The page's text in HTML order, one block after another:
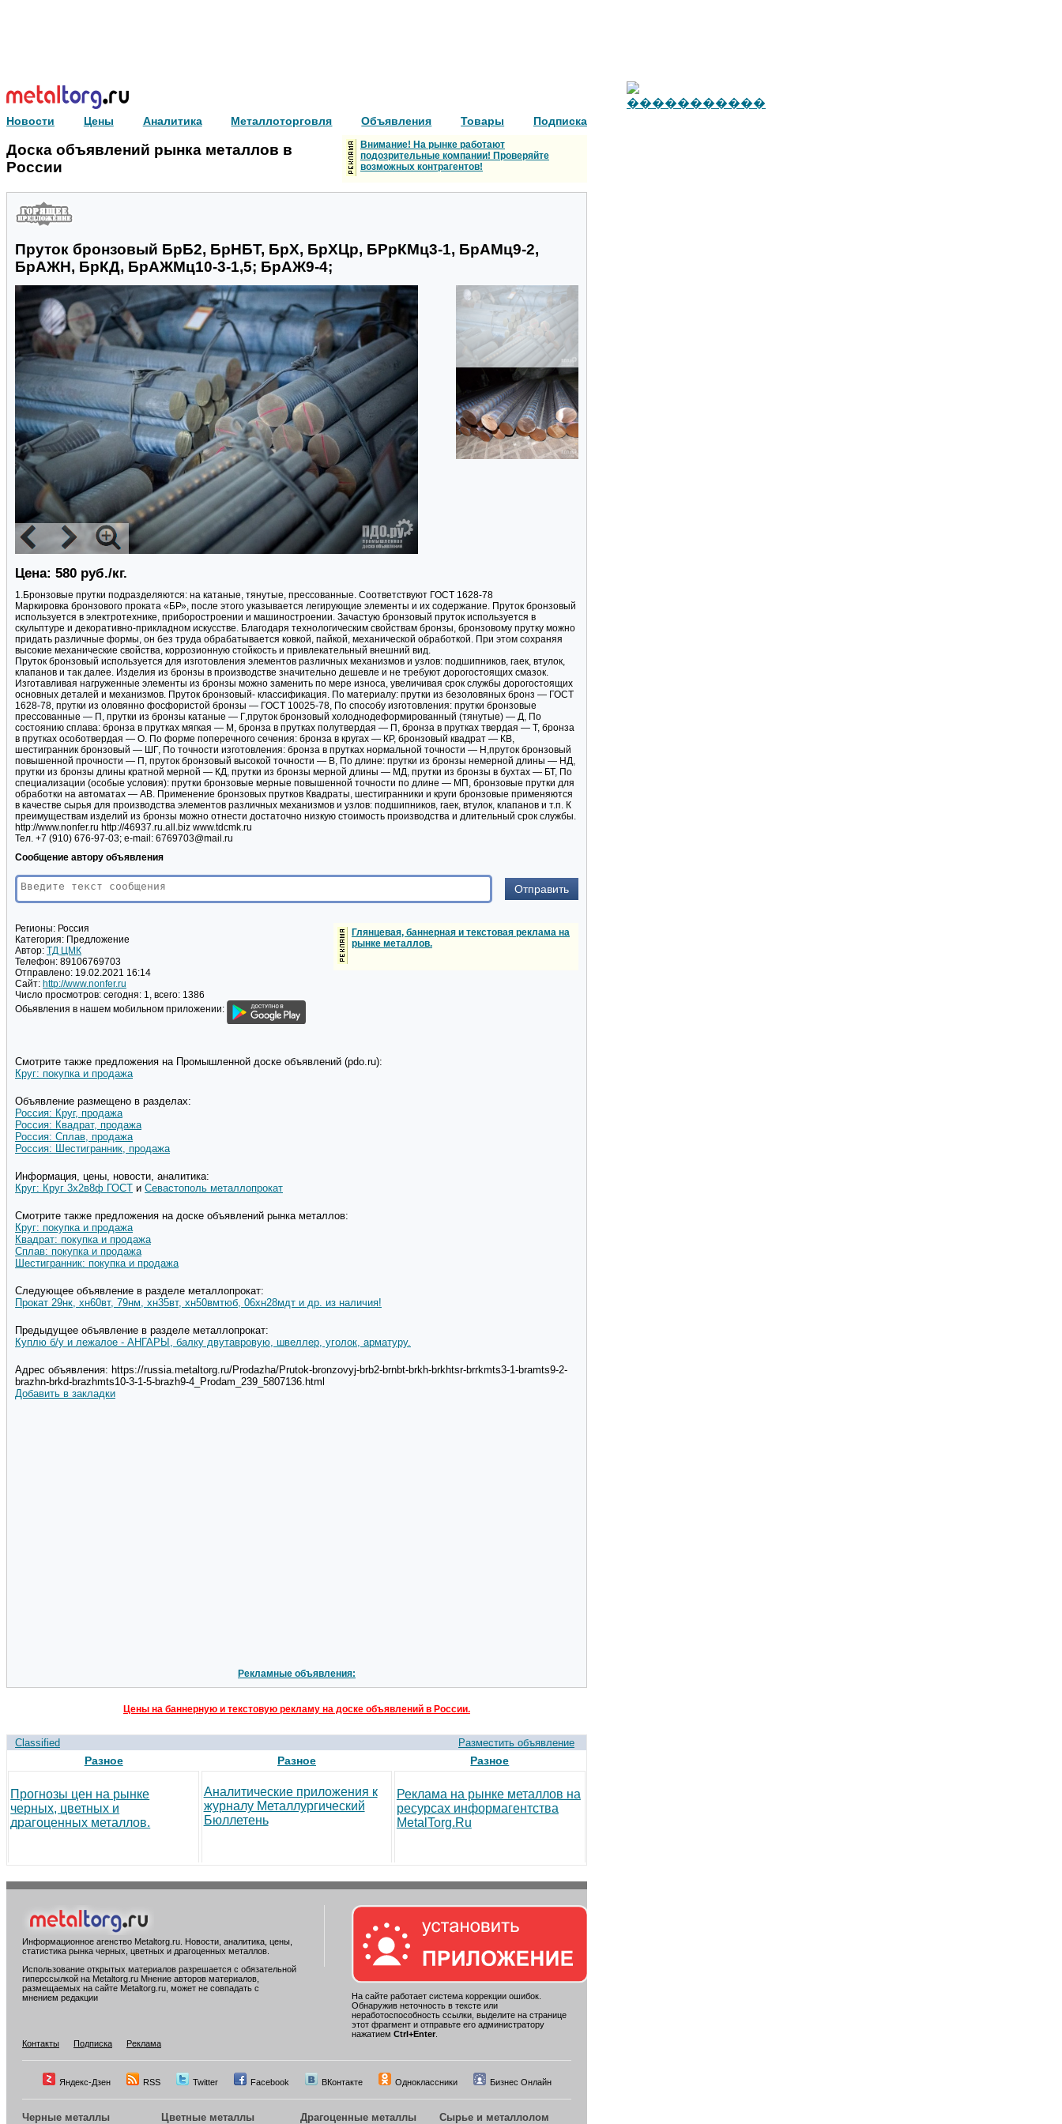
Новости Цены Аналитика Металлоторговля Объявления Товары Подписка
Доска объявлений рынка металлов в
России
Внимание! На рынке работают
подозрительные компании! Проверяйте
возможных контрагентов!
Пруток бронзовый БрБ2, БрНБТ, БрХ, БрХЦр, БРрКМц3-1, БрАМц9-2,
БрАЖН, БрКД, БрАЖМц10-3-1,5; БрАЖ9-4;
Цена: 580 руб./кг.
1.Бронзовые прутки подразделяются: на катаные, тянутые, прессованные. Соответствуют ГОСТ 1628-78
Маркировка бронзового проката «БР», после этого указывается легирующие элементы и их содержание. Пруток бронзовый
используется в электротехнике, приборостроении и машиностроении. Зачастую бронзовый пруток используется в
скульптуре и декоративно-прикладном искусстве. Благодаря технологическим свойствам бронзы, бронзовому прутку можно
придать различные формы, он без труда обрабатывается ковкой, пайкой, механической обработкой. При этом сохраняя
высокие механические свойства, коррозионную стойкость и привлекательный внешний вид.
Пруток бронзовый используется для изготовления элементов различных механизмов и узлов: подшипников, гаек, втулок,
клапанов и так далее. Изделия из бронзы в производстве значительно дешевле и не требуют дорогостоящих смазок.
Изготавливая нагруженные элементы из бронзы можно заменить по мере износа, увеличивая срок службы дорогостоящих
основных деталей и механизмов. Пруток бронзовый- классификация. По материалу: прутки из безоловяных бронз — ГОСТ
1628-78, прутки из оловянно фосфористой бронзы — ГОСТ 10025-78, По способу изготовления: прутки бронзовые
прессованные — П, прутки из бронзы катаные — Г,пруток бронзовый холоднодеформированный (тянутые) — Д, По
состоянию сплава: бронза в прутках мягкая — М, бронза в прутках полутвердая — П, бронза в прутках твердая — Т, бронза
в прутках особотвердая — О. По форме поперечного сечения: бронза в кругах — КР, бронзовый квадрат — КВ,
шестигранник бронзовый — ШГ, По точности изготовления: бронза в прутках нормальной точности — Н,пруток бронзовый
повышенной прочности — П, пруток бронзовый высокой точности — В, По длине: прутки из бронзы немерной длины — НД,
прутки из бронзы длины кратной мерной — КД, прутки из бронзы мерной длины — МД, прутки из бронзы в бухтах — БТ, По
специализации (особые условия): прутки бронзовые мерные повышенной точности по длине — МП, бронзовые прутки для
обработки на автоматах — АВ. Применение бронзовых прутков Квадраты, шестигранники и круги бронзовые применяются
в качестве сырья для производства элементов различных механизмов и узлов: подшипников, гаек, втулок, клапанов и т.п. К
преимуществам изделий из бронзы можно отнести достаточно низкую стоимость производства и длительный срок службы.
http://www.nonfer.ru http://46937.ru.all.biz www.tdcmk.ru
Тел. +7 (910) 676-97-03; e-mail: 6769703@mail.ru
Сообщение автору объявления
Регионы: Россия
Категория: Предложение
Автор: ТД ЦМК
Телефон: 89106769703
Отправлено: 19.02.2021 16:14
Сайт: http://www.nonfer.ru
Число просмотров: сегодня: 1, всего: 1386
Обьявления в нашем мобильном приложении:
Глянцевая, баннерная и текстовая реклама на
рынке металлов.
Смотрите также предложения на Промышленной доске объявлений (pdo.ru):
Круг: покупка и продажа
Объявление размещено в разделах:
Россия: Круг, продажа
Россия: Квадрат, продажа
Россия: Сплав, продажа
Россия: Шестигранник, продажа
Информация, цены, новости, аналитика:
Круг: Круг 3х2в8ф ГОСТ и Севастополь металлопрокат
Смотрите также предложения на доске объявлений рынка металлов:
Круг: покупка и продажа
Квадрат: покупка и продажа
Сплав: покупка и продажа
Шестигранник: покупка и продажа
Следующее объявление в разделе металлопрокат:
Прокат 29нк, хн60вт, 79нм, хн35вт, хн50вмтюб, 06хн28мдт и др. из наличия!
Предыдущее объявление в разделе металлопрокат:
Куплю б/у и лежалое - АНГАРЫ, балку двутавровую, швеллер, уголок, арматуру.
Адрес объявления: https://russia.metaltorg.ru/Prodazha/Prutok-bronzovyj-brb2-brnbt-brkh-brkhtsr-brrkmts3-1-bramts9-2-
brazhn-brkd-brazhmts10-3-1-5-brazh9-4_Prodam_239_5807136.html
Добавить в закладки
Рекламные объявления:
Цены на баннерную и текстовую рекламу на доске объявлений в России.
Classified Разместить объявление
Разное
Прогнозы цен на рынке
черных, цветных и
драгоценных металлов.
Разное
Аналитические приложения к
журналу Металлургический
Бюллетень
Разное
Реклама на рынке металлов на
ресурсах информагентства
MetalTorg.Ru
Информационное агенство Metaltorg.ru. Новости, аналитика, цены,
статистика рынка черных, цветных и драгоценных металлов.
Использование открытых материалов разрешается с обязательной
гиперссылкой на Metaltorg.ru Мнение авторов материалов,
размещаемых на сайте Metaltorg.ru, может не совпадать с
мнением редакции
На сайте работает система коррекции ошибок.
Обнаружив неточность в тексте или
неработоспособность ссылки, выделите на странице
этот фрагмент и отправьте его администратору
нажатием Ctrl+Enter
Контакты
Подписка Реклама
Яндекс-Дзен RSS Twitter Facebook ВКонтакте Одноклассники Бизнес Онлайн
Черные металлы Цветные металлы Драгоценные металлы Сырье и металлолом